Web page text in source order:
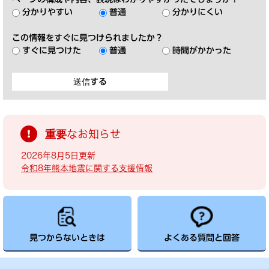
分かりやすい
普通 分かりにくい
この情報をすぐに見つけられましたか？
すぐに見つけた
普通 時間がかかった
重要なお知らせ
2026年8月5日更新
令和8年熊本地震に関する支援情報
見つからないときは よくある質問と回答